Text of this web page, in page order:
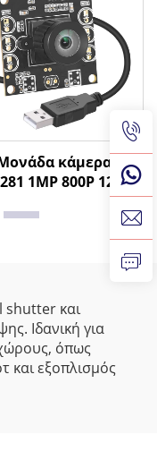
Mini Κάμερα
κάμερας
1MP 800P 120fps
καθολικό κλείστρο,
USB χωρίς
κάμερα
επιθεώρηση
shutter και
Ιδανική για
όπως
και εξοπλισμός